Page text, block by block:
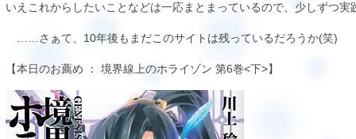
いえこれからしたいことなどは一応まとまっているので、少しずつ実
……さぁて、10年後もまだこのサイトは残っているだろうか(笑)
【本日のお薦め ： 境界線上のホライゾン 第6巻<下>】